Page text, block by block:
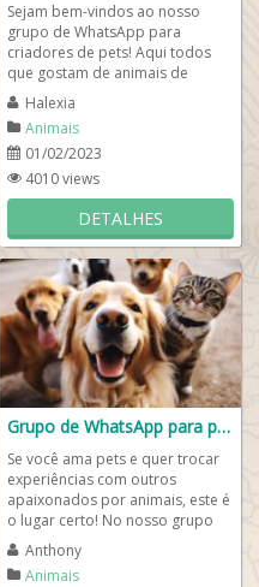
Sejam bem-vindos ao nosso
grupo de WhatsApp para
criadores de pets! Aqui todos
que gostam de animais de
estimação podem entrar.
Diariamente compartilhamos...
Halexia
Animais
01/02/2023
4010 views
DETALHES
Grupo de WhatsApp para pets🐾🐶
Se você ama pets e quer trocar
experiências com outros
apaixonados por animais, este é
o lugar certo! No nosso grupo
de WhatsApp criadores de Pet,
você...
Anthony
Animais